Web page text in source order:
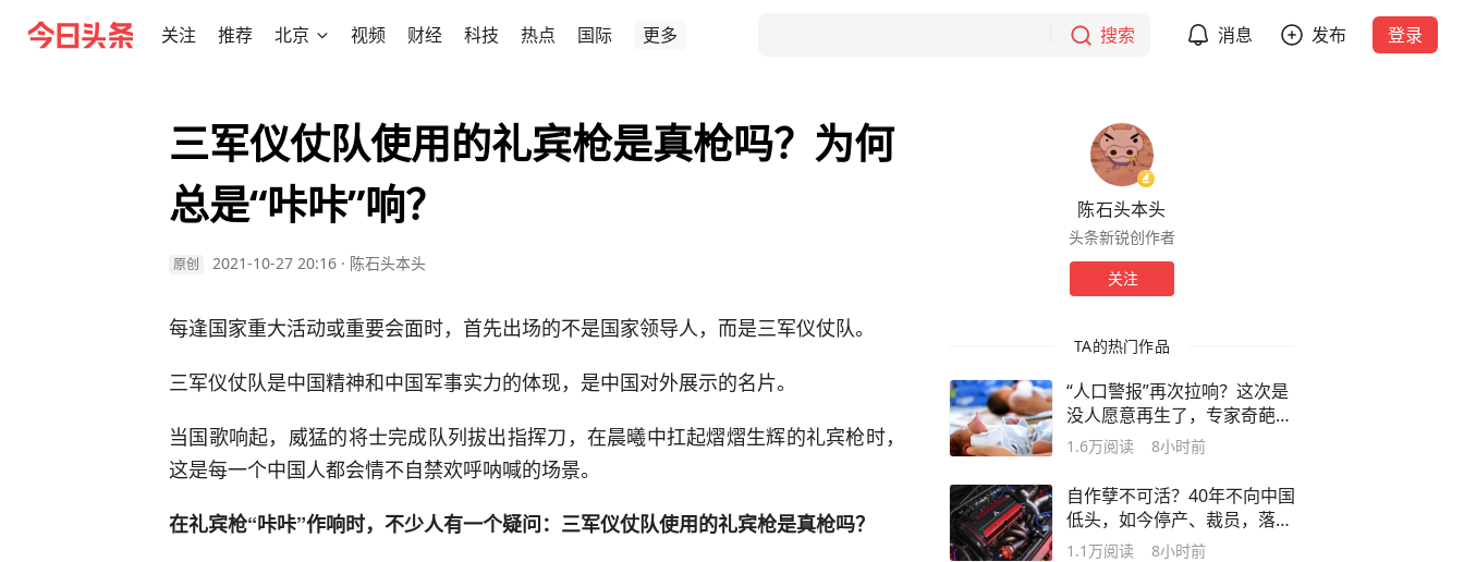
关注 推荐 北京 视频 财经 科技 热点 国际 更多 搜索 消息 发布 登录
三军仪仗队使用的礼宾枪是真枪吗？为何
总是“咔咔”响？
原创 2021-10-27 20:16 · 陈石头本头
每逢国家重大活动或重要会面时，首先出场的不是国家领导人，而是三军仪仗队。
三军仪仗队是中国精神和中国军事实力的体现，是中国对外展示的名片。
当国歌响起，威猛的将士完成队列拔出指挥刀，在晨曦中扛起熠熠生辉的礼宾枪时，
这是每一个中国人都会情不自禁欢呼呐喊的场景。
在礼宾枪“咔咔”作响时，不少人有一个疑问：三军仪仗队使用的礼宾枪是真枪吗？
陈石头本头
头条新锐创作者
关注
TA的热门作品
“人口警报”再次拉响？这次是
没人愿意再生了，专家奇葩建
议频出
1.6万阅读 8小时前
自作孽不可活？40年不向中国
低头，如今停产、裁员，落得
一地鸡毛
1.1万阅读 8小时前